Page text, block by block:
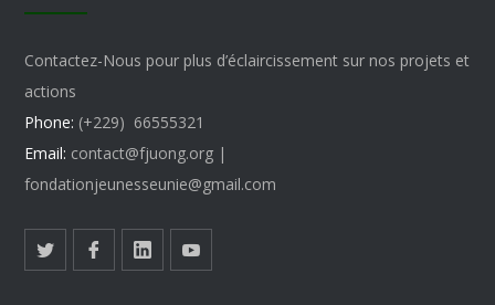
Contactez-Nous pour plus d’éclaircissement sur nos projets et
actions
Phone: (+229) 66555321
Email: contact@fjuong.org |
fondationjeunesseunie@gmail.com